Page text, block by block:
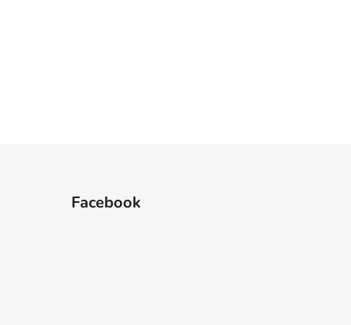
Facebook